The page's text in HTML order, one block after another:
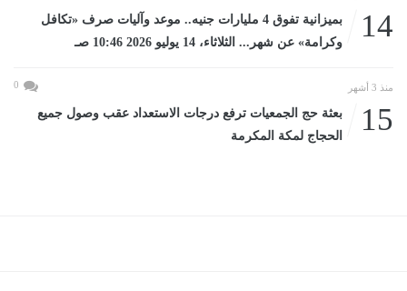
14
بميزانية تفوق 4 مليارات جنيه.. موعد وآليات صرف «تكافل
وكرامة» عن شهر... الثلاثاء، 14 يوليو 2026 10:46 صـ
منذ 3 أشهر 0
15
بعثة حج الجمعيات ترفع درجات الاستعداد عقب وصول جميع
الحجاج لمكة المكرمة